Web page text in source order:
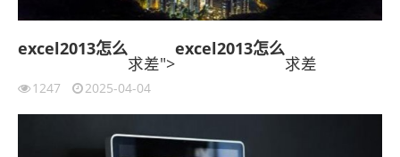
excel2013怎么
求差">
excel2013怎么
求差
1247 2025-04-04